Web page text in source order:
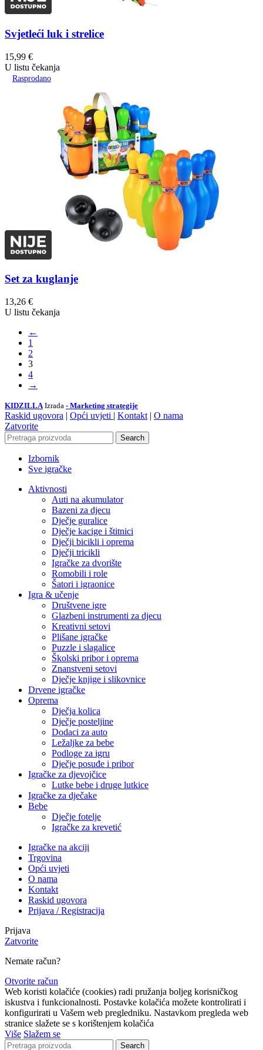
Svjetleći luk i strelice
15,99 €
U listu čekanja
Rasprodano
Set za kuglanje
13,26 €
U listu čekanja
←
1
2
3
4
→
KIDZILLA Izrada - Marketing strategije
Raskid ugovora | Opći uvjeti | Kontakt | O nama
Zatvorite
Search
Izbornik
Sve igračke
Aktivnosti
Auti na akumulator
Bazeni za djecu
Dječje guralice
Dječje kacige i štitnici
Dječji bicikli i oprema
Dječji tricikli
Igračke za dvorište
Romobili i role
Šatori i igraonice
Igra & učenje
Društvene igre
Glazbeni instrumenti za djecu
Kreativni setovi
Plišane igračke
Puzzle i slagalice
Školski pribor i oprema
Znanstveni setovi
Dječje knjige i slikovnice
Drvene igračke
Oprema
Dječja kolica
Dječje posteljine
Dodaci za auto
Ležaljke za bebe
Podloge za igru
Dječje posuđe i pribor
Igračke za djevojčice
Lutke bebe i druge lutkice
Igračke za dječake
Bebe
Dječje fotelje
Igračke za krevetić
Igračke na akciji
Trgovina
Opći uvjeti
O nama
Kontakt
Raskid ugovora
Prijava / Registracija
Prijava
Zatvorite
Nemate račun?
Otvorite račun
Web koristi kolačiće (cookies) radi pružanja boljeg korisničkog
iskustva i funkcionalnosti. Postavke kolačića možete kontrolirati i
konfigurirati u Vašem web pregledniku. Nastavkom pregleda web
stranice slažete se s korištenjem kolačića
Više Slažem se
Search